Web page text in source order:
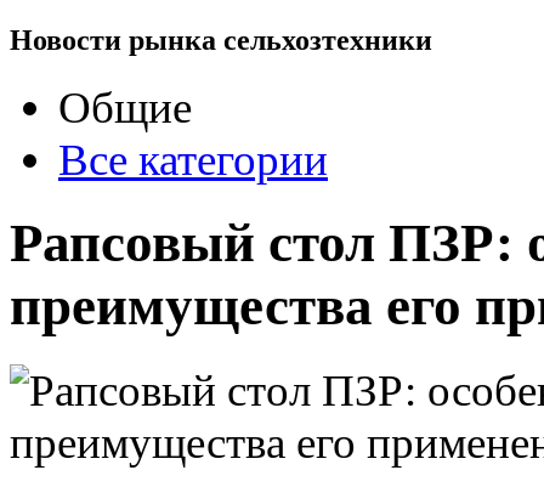
Новости рынка сельхозтехники
Общие
Все категории
Рапсовый стол ПЗР:
преимущества его